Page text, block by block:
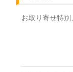
お取り寄せ特